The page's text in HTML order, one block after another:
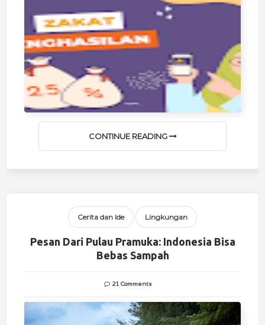
CONTINUE READING
Cerita dan Ide Lingkungan
Pesan Dari Pulau Pramuka: Indonesia Bisa
Bebas Sampah
21 Comments